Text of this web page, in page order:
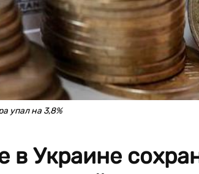
упал на 3,8%
в Украине